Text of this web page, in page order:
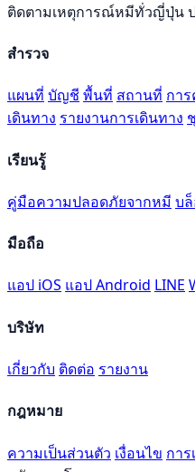
ติดตามเหตุการณ์หมีทั่วญี่ปุ่น
สำรวจ
แผนที่ บัญชี พื้นที่ สถานที่ กา
เดินทาง รายงานการเดินทาง
เรียนรู้
คู่มือความปลอดภัยจากหมี บ
มือถือ
แอป iOS แอป Android LINE
บริษัท
เกี่ยวกับ ติดต่อ รายงาน
กฎหมาย
ความเป็นส่วนตัว เงื่อนไข กา